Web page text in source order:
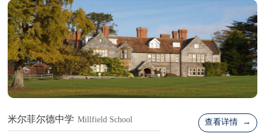
米尔菲尔德中学 Millfield School 查看详情 →